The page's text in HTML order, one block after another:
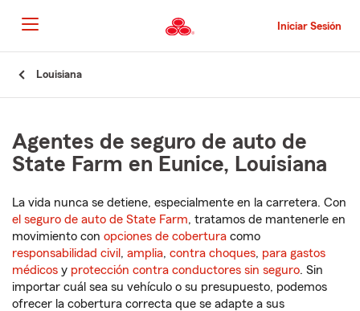
al
contenido
principal
Iniciar Sesión
Louisiana
Agentes de seguro de auto de
State Farm en Eunice, Louisiana
La vida nunca se detiene, especialmente en la carretera. Con
el seguro de auto de State Farm, tratamos de mantenerle en
movimiento con opciones de cobertura como
responsabilidad civil , amplia, contra choques, para gastos
médicos y protección contra conductores sin seguro. Sin
importar cuál sea su vehículo o su presupuesto, podemos
ofrecer la cobertura correcta que se adapte a sus